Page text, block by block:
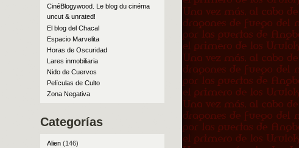
CinéBlogywood. Le blog du cinéma
uncut & unrated!
El blog del Chacal
Espacio Marvelita
Horas de Oscuridad
Lares inmobiliaria
Nido de Cuervos
Películas de Culto
Zona Negativa
Categorías
Alien(146)